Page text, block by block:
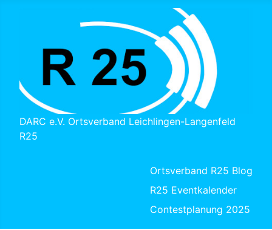
DARC e.V. Ortsverband Leichlingen-Langenfeld
R25
Ortsverband R25 Blog
R25 Eventkalender
Contestplanung 2025